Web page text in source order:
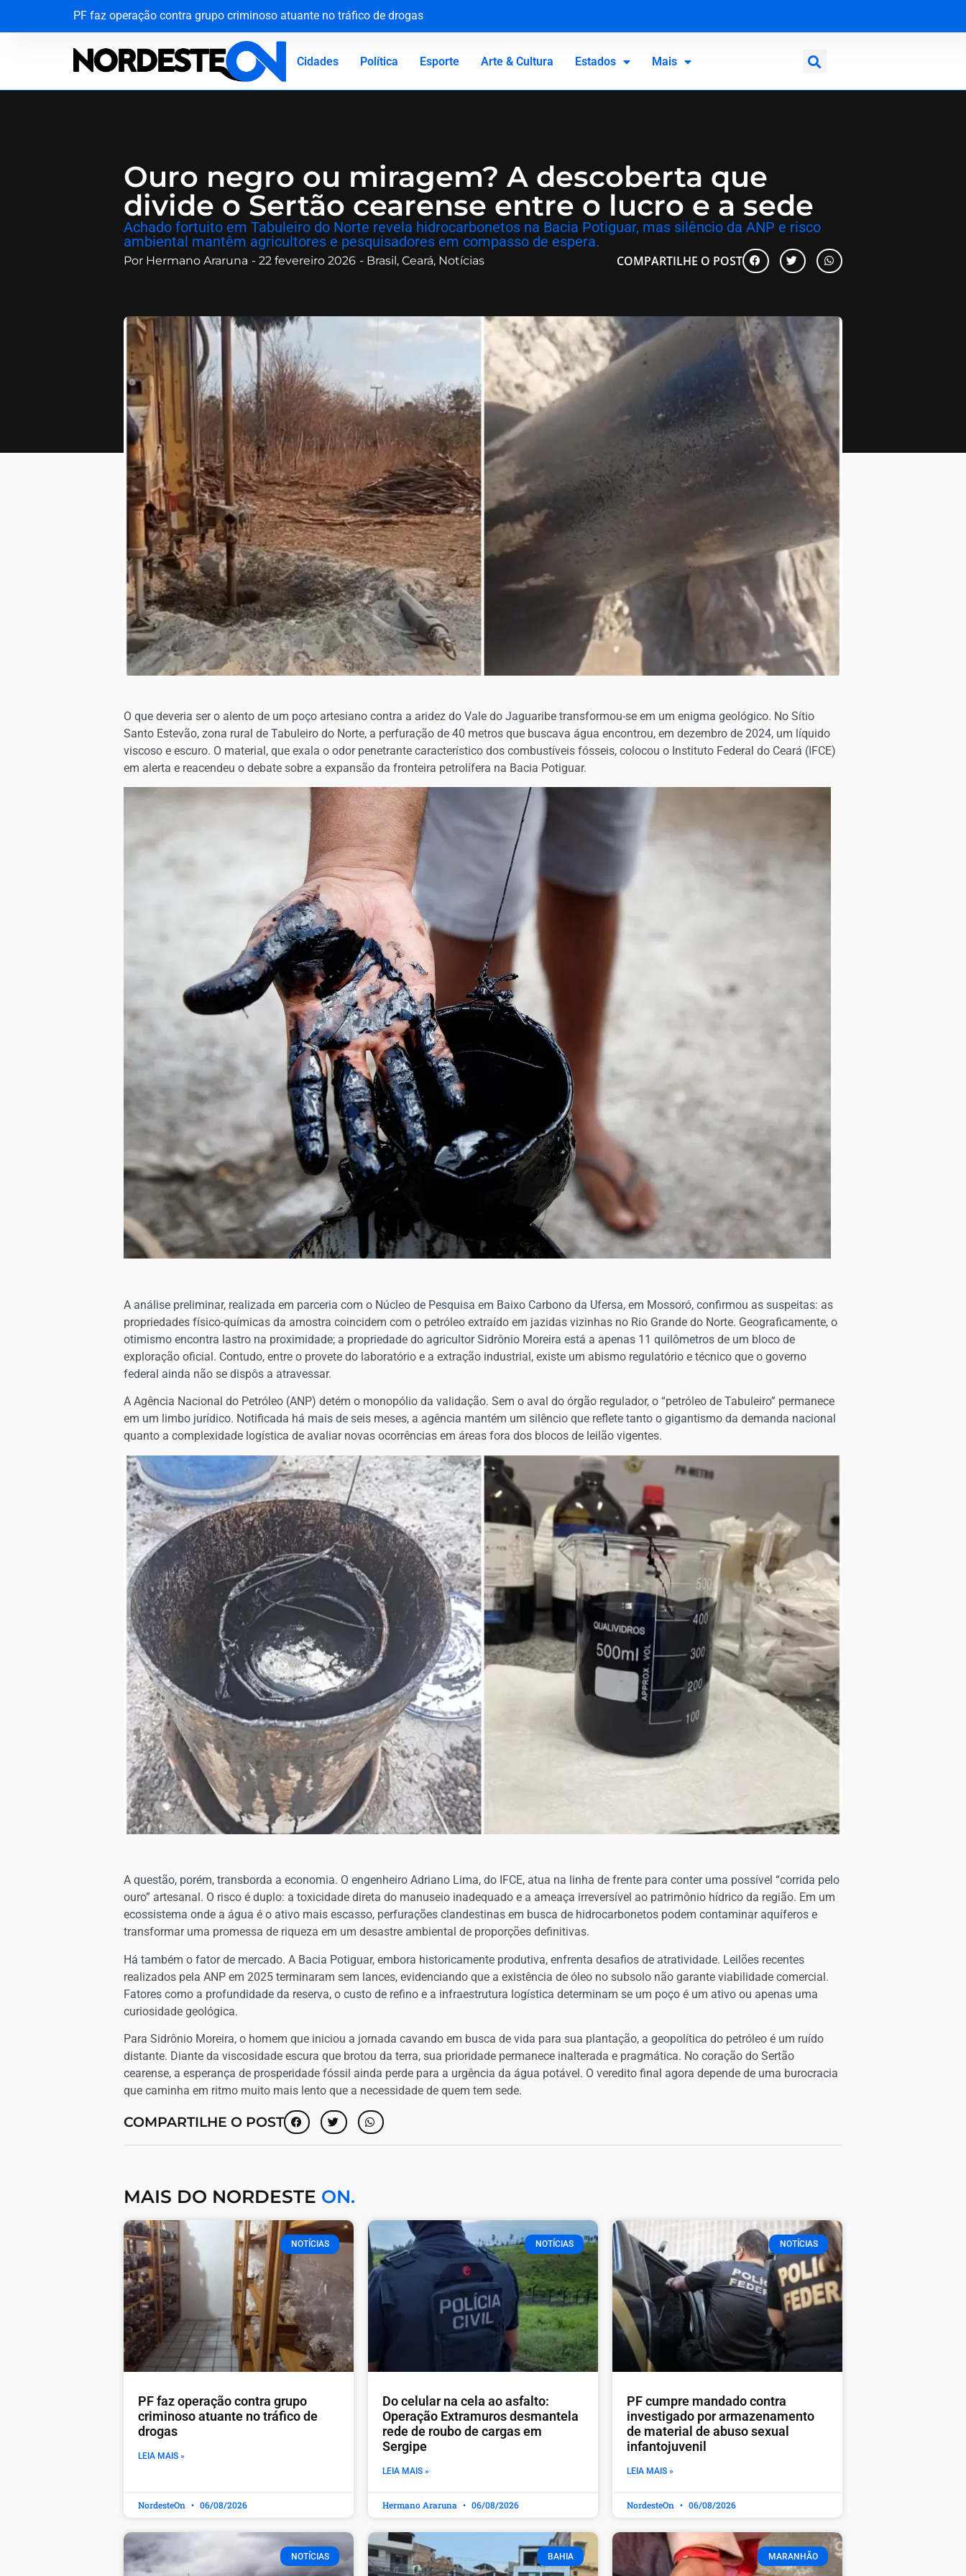
PF faz operação contra grupo criminoso atuante no tráfico de drogas
Do celular na cela ao asfalto: Operação Extramuros desmantela rede de roubo de cargas em Sergipe
PF cumpre mandado contra investigado por armazenamento de material de abuso sexual infantojuvenil
Crime silencioso em série assusta moradores e mobiliza polícia no interior da Paraíba
Cidades Política Esporte Arte & Cultura Estados Mais
Ouro negro ou miragem? A descoberta que
divide o Sertão cearense entre o lucro e a sede
​Achado fortuito em Tabuleiro do Norte revela hidrocarbonetos na Bacia Potiguar, mas silêncio da ANP e risco
ambiental mantêm agricultores e pesquisadores em compasso de espera.
Por Hermano Araruna - 22 fevereiro 2026 - Brasil, Ceará, Notícias COMPARTILHE O POST
O que deveria ser o alento de um poço artesiano contra a aridez do Vale do Jaguaribe transformou-se em um enigma geológico. No Sítio
Santo Estevão, zona rural de Tabuleiro do Norte, a perfuração de 40 metros que buscava água encontrou, em dezembro de 2024, um líquido
viscoso e escuro. O material, que exala o odor penetrante característico dos combustíveis fósseis, colocou o Instituto Federal do Ceará (IFCE)
em alerta e reacendeu o debate sobre a expansão da fronteira petrolífera na Bacia Potiguar.
A análise preliminar, realizada em parceria com o Núcleo de Pesquisa em Baixo Carbono da Ufersa, em Mossoró, confirmou as suspeitas: as
propriedades físico-químicas da amostra coincidem com o petróleo extraído em jazidas vizinhas no Rio Grande do Norte. Geograficamente, o
otimismo encontra lastro na proximidade; a propriedade do agricultor Sidrônio Moreira está a apenas 11 quilômetros de um bloco de
exploração oficial. Contudo, entre o provete do laboratório e a extração industrial, existe um abismo regulatório e técnico que o governo
federal ainda não se dispôs a atravessar.
A Agência Nacional do Petróleo (ANP) detém o monopólio da validação. Sem o aval do órgão regulador, o “petróleo de Tabuleiro” permanece
em um limbo jurídico. Notificada há mais de seis meses, a agência mantém um silêncio que reflete tanto o gigantismo da demanda nacional
quanto a complexidade logística de avaliar novas ocorrências em áreas fora dos blocos de leilão vigentes.
A questão, porém, transborda a economia. O engenheiro Adriano Lima, do IFCE, atua na linha de frente para conter uma possível “corrida pelo
ouro” artesanal. O risco é duplo: a toxicidade direta do manuseio inadequado e a ameaça irreversível ao patrimônio hídrico da região. Em um
ecossistema onde a água é o ativo mais escasso, perfurações clandestinas em busca de hidrocarbonetos podem contaminar aquíferos e
transformar uma promessa de riqueza em um desastre ambiental de proporções definitivas.
Há também o fator de mercado. A Bacia Potiguar, embora historicamente produtiva, enfrenta desafios de atratividade. Leilões recentes
realizados pela ANP em 2025 terminaram sem lances, evidenciando que a existência de óleo no subsolo não garante viabilidade comercial.
Fatores como a profundidade da reserva, o custo de refino e a infraestrutura logística determinam se um poço é um ativo ou apenas uma
curiosidade geológica.
Para Sidrônio Moreira, o homem que iniciou a jornada cavando em busca de vida para sua plantação, a geopolítica do petróleo é um ruído
distante. Diante da viscosidade escura que brotou da terra, sua prioridade permanece inalterada e pragmática. No coração do Sertão
cearense, a esperança de prosperidade fóssil ainda perde para a urgência da água potável. O veredito final agora depende de uma burocracia
que caminha em ritmo muito mais lento que a necessidade de quem tem sede.
COMPARTILHE O POST
MAIS DO NORDESTE ON.
NOTÍCIAS
PF faz operação contra grupo
criminoso atuante no tráfico de
drogas
LEIA MAIS »
NordesteOn 06/08/2026
NOTÍCIAS
Do celular na cela ao asfalto:
Operação Extramuros desmantela
rede de roubo de cargas em
Sergipe
LEIA MAIS »
Hermano Araruna 06/08/2026
NOTÍCIAS
PF cumpre mandado contra
investigado por armazenamento
de material de abuso sexual
infantojuvenil
LEIA MAIS »
NordesteOn 06/08/2026
NOTÍCIAS BAHIA MARANHÃO